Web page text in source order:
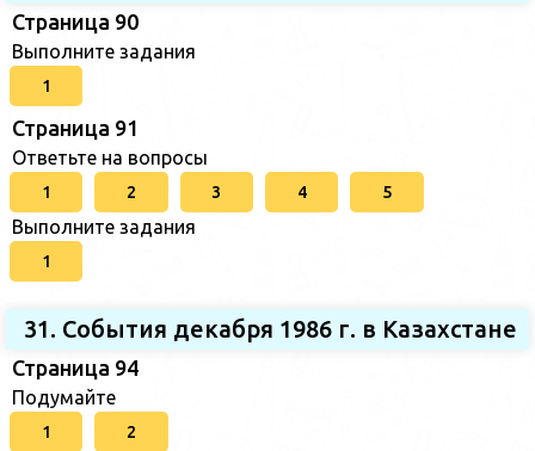
Страница 90
Выполните задания
1
Страница 91
Ответьте на вопросы
1 2 3 4 5
Выполните задания
1
31. События декабря 1986 г. в Казахстане
Страница 94
Подумайте
1 2